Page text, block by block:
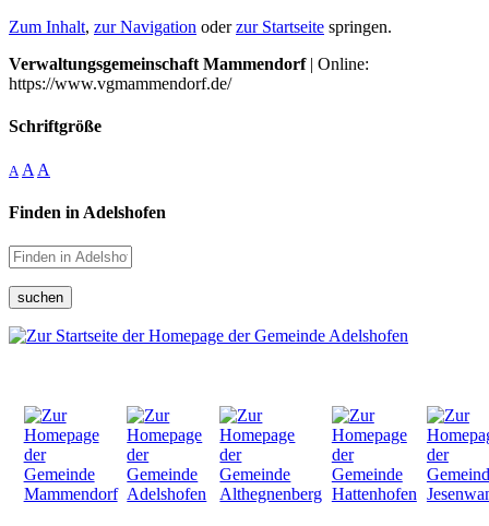
Zum Inhalt, zur Navigation oderzur Startseite springen.
Verwaltungsgemeinschaft Mammendorf| Online:
https://www.vgmammendorf.de/
Schriftgröße
A A A
Finden in Adelshofen
suchen